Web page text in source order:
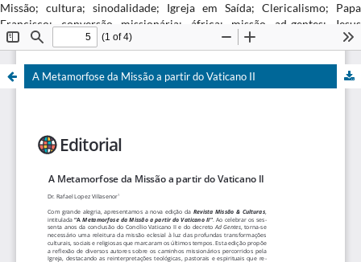
Missão; cultura; sinodalidade; Igreja em Saída; Clericalismo; Papa
Francisco; conversão missionária; áfrica; missão ad-gentes; Jesus
Cristo; cooperação missionária; inculturação, Cultura; Pontifícias
A Metamorfose da Missão a partir do Vaticano II